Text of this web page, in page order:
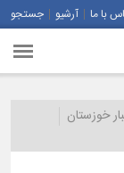
با ما آرشیو جستجو
خوزستان